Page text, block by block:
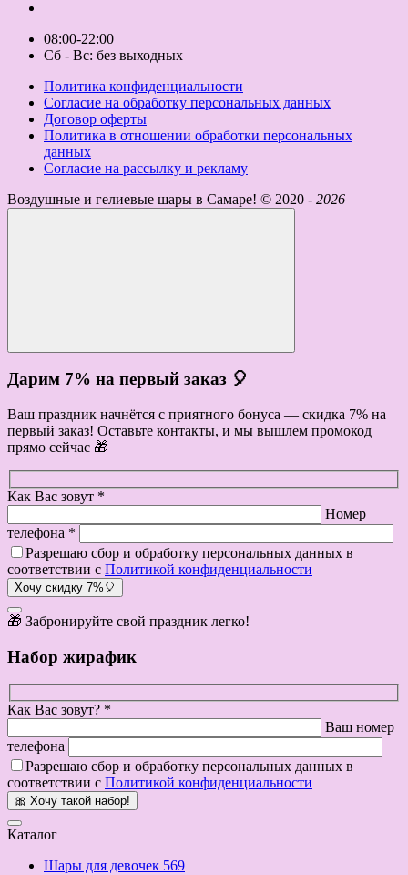
08:00-22:00
Сб - Вс: без выходных
Политика конфиденциальности
Согласие на обработку персональных данных
Договор оферты
Политика в отношении обработки персональных
данных
Согласие на рассылку и рекламу
Воздушные и гелиевые шары в Самаре! © 2020 - 2026
Дарим 7% на первый заказ 🎈
Ваш праздник начнётся с приятного бонуса — скидка 7% на
первый заказ! Оставьте контакты, и мы вышлем промокод
прямо сейчас 🎁
Как Вас зовут *
Номер
телефона *
Разрешаю сбор и обработку персональных данных в
соответствии с Политикой конфиденциальности
Хочу скидку 7%🎈
🎁 Забронируйте свой праздник легко!
Набор жирафик
Как Вас зовут? *
Ваш номер
телефона
Разрешаю сбор и обработку персональных данных в
соответствии с Политикой конфиденциальности
🎀 Хочу такой набор!
Каталог
Шары для девочек 569